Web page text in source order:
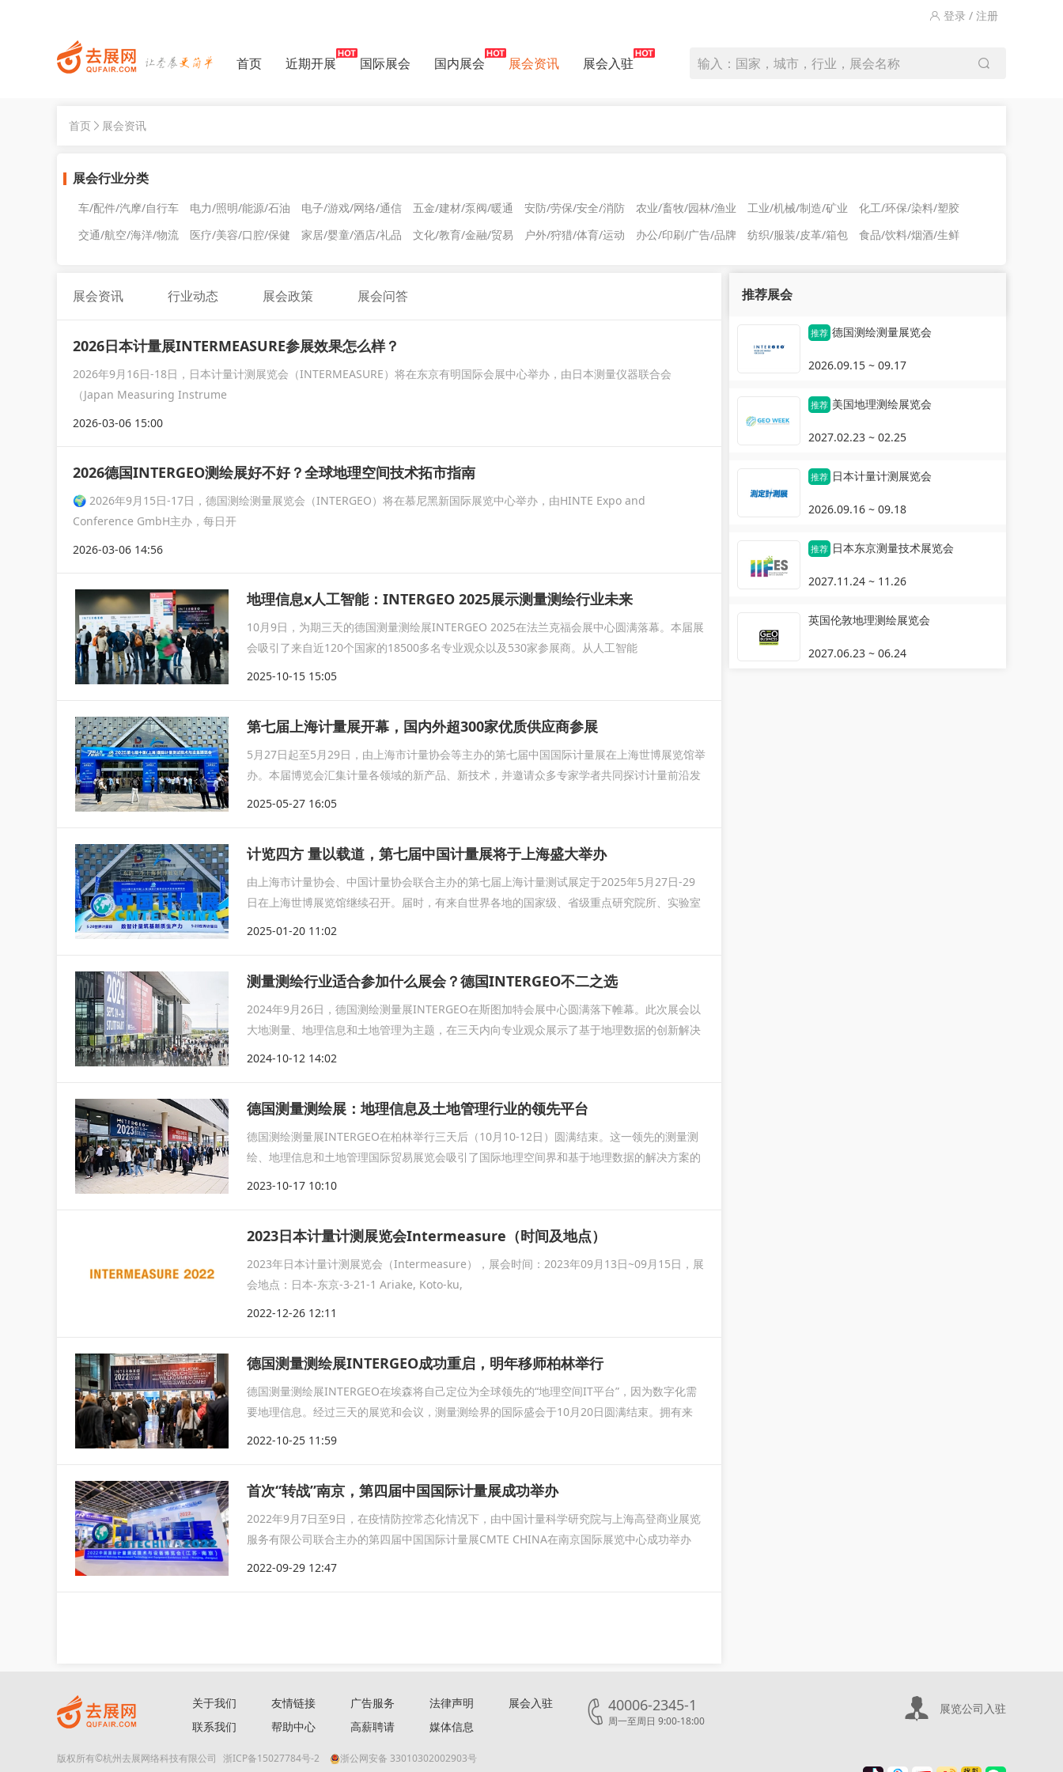
登录 / 注册
首页 近期开展 国际展会 国内展会 展会资讯 展会入驻 输入：国家，城市，行业，展会名称
首页 展会资讯
展会行业分类
车/配件/汽摩/自行车 电力/照明/能源/石油 电子/游戏/网络/通信 五金/建材/泵阀/暖通 安防/劳保/安全/消防 农业/畜牧/园林/渔业 工业/机械/制造/矿业
化工/环保/染料/塑胶
交通/航空/海洋/物流
医疗/美容/口腔/保健 家居/婴童/酒店/礼品 文化/教育/金融/贸易 户外/狩猎/体育/运动 办公/印刷/广告/品牌 纺织/服装/皮革/箱包 食品/饮料/烟酒/生鲜
展会资讯 行业动态 展会政策 展会问答
2026日本计量展INTERMEASURE参展效果怎么样？
2026年9月16日-18日，日本计量计测展览会（INTERMEASURE）将在东京有明国际会展中心举办，由日本测量仪器联合会
（Japan Measuring Instrume
2026-03-06 15:00
2026德国INTERGEO测绘展好不好？全球地理空间技术拓市指南
🌍 2026年9月15日-17日，德国测绘测量展览会（INTERGEO）将在慕尼黑新国际展览中心举办，由HINTE Expo and
Conference GmbH主办，每日开
2026-03-06 14:56
地理信息x人工智能：INTERGEO 2025展示测量测绘行业未来
10月9日，为期三天的德国测量测绘展INTERGEO 2025在法兰克福会展中心圆满落幕。本届展
会吸引了来自近120个国家的18500多名专业观众以及530家参展商。从人工智能
2025-10-15 15:05
第七届上海计量展开幕，国内外超300家优质供应商参展
5月27日起至5月29日，由上海市计量协会等主办的第七届中国国际计量展在上海世博展览馆举
办。本届博览会汇集计量各领域的新产品、新技术，并邀请众多专家学者共同探讨计量前沿发
2025-05-27 16:05
计览四方 量以载道，第七届中国计量展将于上海盛大举办
由上海市计量协会、中国计量协会联合主办的第七届上海计量测试展定于2025年5月27日-29
日在上海世博展览馆继续召开。届时，有来自世界各地的国家级、省级重点研究院所、实验室
2025-01-20 11:02
测量测绘行业适合参加什么展会？德国INTERGEO不二之选
2024年9月26日，德国测绘测量展INTERGEO在斯图加特会展中心圆满落下帷幕。此次展会以
大地测量、地理信息和土地管理为主题，在三天内向专业观众展示了基于地理数据的创新解决
2024-10-12 14:02
德国测量测绘展：地理信息及土地管理行业的领先平台
德国测绘测量展INTERGEO在柏林举行三天后（10月10-12日）圆满结束。这一领先的测量测
绘、地理信息和土地管理国际贸易展览会吸引了国际地理空间界和基于地理数据的解决方案的
2023-10-17 10:10
2023日本计量计测展览会Intermeasure（时间及地点）
2023年日本计量计测展览会（Intermeasure），展会时间：2023年09月13日~09月15日，展
会地点：日本-东京-3-21-1 Ariake, Koto-ku,
2022-12-26 12:11
德国测量测绘展INTERGEO成功重启，明年移师柏林举行
德国测量测绘展INTERGEO在埃森将自己定位为全球领先的“地理空间IT平台”，因为数字化需
要地理信息。经过三天的展览和会议，测量测绘界的国际盛会于10月20日圆满结束。拥有来
2022-10-25 11:59
首次“转战”南京，第四届中国国际计量展成功举办
2022年9月7日至9日，在疫情防控常态化情况下，由中国计量科学研究院与上海高登商业展览
服务有限公司联合主办的第四届中国国际计量展CMTE CHINA在南京国际展览中心成功举办
2022-09-29 12:47
推荐展会
推荐 德国测绘测量展览会
2026.09.15 ~ 09.17
推荐 美国地理测绘展览会
2027.02.23 ~ 02.25
推荐 日本计量计测展览会
2026.09.16 ~ 09.18
推荐 日本东京测量技术展览会
2027.11.24 ~ 11.26
英国伦敦地理测绘展览会
2027.06.23 ~ 06.24
关于我们
联系我们
友情链接
帮助中心
广告服务
高薪聘请
法律声明
媒体信息
展会入驻 40006-2345-1
周一至周日 9:00-18:00
展览公司入驻
版权所有©杭州去展网络科技有限公司 浙ICP备15027784号-2 浙公网安备 33010302002903号